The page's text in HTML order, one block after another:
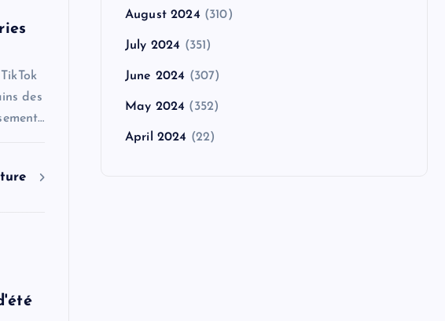
des
August 2024 (310)
July 2024 (351)
June 2024 (307)
May 2024 (352)
April 2024 (22)